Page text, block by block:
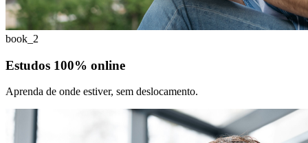
book_2
Estudos 100% online
Aprenda de onde estiver, sem deslocamento.